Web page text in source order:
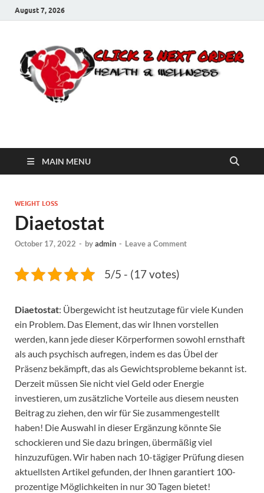
August 7, 2026
Click 2 Next Order
MAIN MENU
WEIGHT LOSS
Diaetostat
October 17, 2022 - byadmin - Leave a Comment
5/5 - (17 votes)
Diaetostat: Übergewicht ist heutzutage für viele Kunden
ein Problem. Das Element, das wir Ihnen vorstellen
werden, kann jede dieser Körperformen sowohl ernsthaft
als auch psychisch aufregen, indem es das Übel der
Präsenz bekämpft, das als Gewichtsprobleme bekannt ist.
Derzeit müssen Sie nicht viel Geld oder Energie
investieren, um zusätzliche Vorteile aus diesem neusten
Beitrag zu ziehen, den wir für Sie zusammengestellt
haben! Die Auswahl in dieser Ergänzung könnte Sie
schockieren und Sie dazu bringen, übermäßig viel
hinzuzufügen. Wir haben nach 10-tägiger Prüfung diesen
aktuellsten Artikel gefunden, der Ihnen garantiert 100-
prozentige Möglichkeiten in nur 30 Tagen bietet!